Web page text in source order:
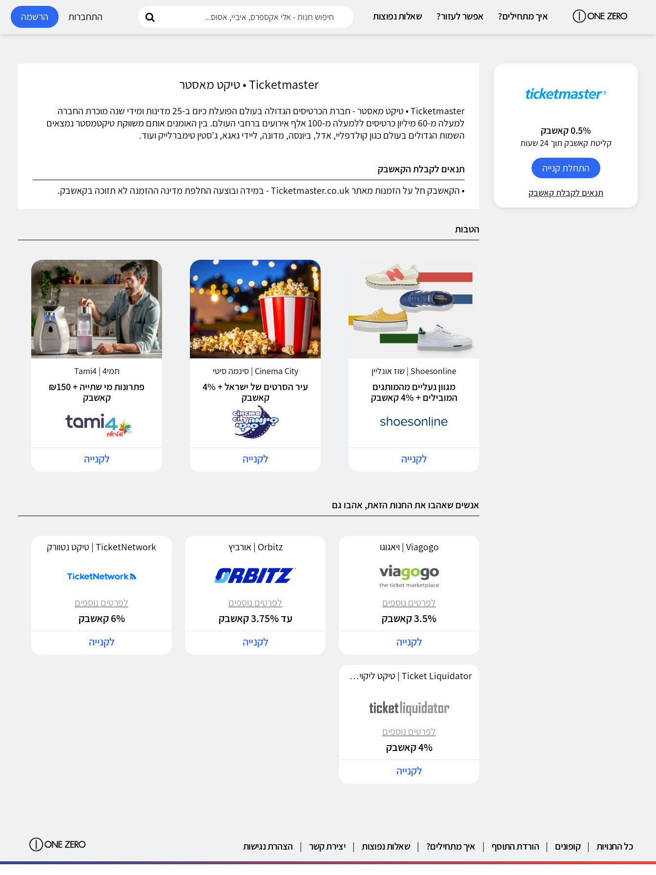
איך מתחילים? אפשר לעזור? שאלות נפוצות הרשמה התחברות
0.5% קאשבק
קליטת קאשבק תוך 24 שעות
התחלת קנייה
תנאים לקבלת קאשבק
Ticketmaster • טיקט מאסטר
Ticketmaster • טיקט מאסטר - חברת הכרטיסים הגדולה בעולם הפועלת כיום ב-25 מדינות ומידי שנה מוכרת החברה
למעלה מ-60 מיליון כרטיסים ללמעלה מ-100 אלף אירועים ברחבי העולם. בין האומנים אותם משווקת טיקטמסטר נמצאים
השמות הגדולים בעולם כגון קולדפליי, אדל, ביונסה, מדונה, ליידי גאגא, ג'סטין טימברלייק ועוד.
תנאים לקבלת הקאשבק
• הקאשבק חל על הזמנות מאתר Ticketmaster.co.uk - במידה ובוצעה החלפת מדינה ההזמנה לא תזוכה בקאשבק.
הטבות
Shoesonline | שוז אונליין
מגוון נעליים מהמותגים
המובילים + 4% קאשבק
לקנייה
Cinema City | סינמה סיטי
עיר הסרטים של ישראל + 4%
קאשבק
לקנייה
תמי4 | Tami4
פתרונות מי שתייה + ₪150
קאשבק
לקנייה
אנשים שאהבו את החנות הזאת, אהבו גם
Viagogo | ויאגוגו
לפרטים נוספים
3.5% קאשבק
לקנייה
Orbitz | אורביץ
לפרטים נוספים
עד 3.75% קאשבק
לקנייה
TicketNetwork | טיקט נטוורק
לפרטים נוספים
6% קאשבק
לקנייה
Ticket Liquidator | טיקט ליקוידטור
לפרטים נוספים
4% קאשבק
לקנייה
כל החנויות | קופונים | הורדת התוסף | איך מתחילים? | שאלות נפוצות | יצירת קשר | הצהרת נגישות